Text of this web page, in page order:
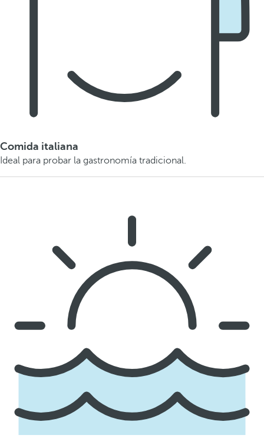
Comida italiana
Ideal para probar la gastronomía tradicional.